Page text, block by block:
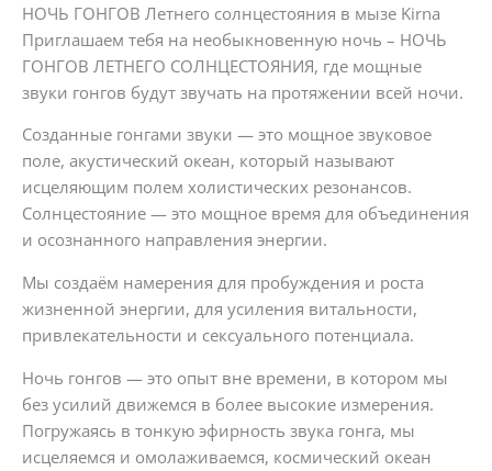
НОЧЬ ГОНГОВ Летнего солнцестояния в мызе Kirna
Приглашаем тебя на необыкновенную ночь – НОЧЬ
ГОНГОВ ЛЕТНЕГО СОЛНЦЕСТОЯНИЯ, где мощные
звуки гонгов будут звучать на протяжении всей ночи.
Созданные гонгами звуки — это мощное звуковое
поле, акустический океан, который называют
исцеляющим полем холистических резонансов.
Солнцестояние — это мощное время для объединения
и осознанного направления энергии.
Мы создаём намерения для пробуждения и роста
жизненной энергии, для усиления витальности,
привлекательности и сексуального потенциала.
Ночь гонгов — это опыт вне времени, в котором мы
без усилий движемся в более высокие измерения.
Погружаясь в тонкую эфирность звука гонга, мы
исцеляемся и омолаживаемся, космический океан